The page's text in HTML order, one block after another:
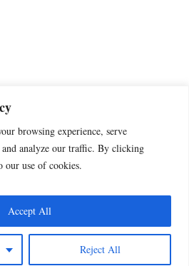
browsing experience, serve
and analyze our traffic. By clicking
use of cookies.
Reject All
Accept All